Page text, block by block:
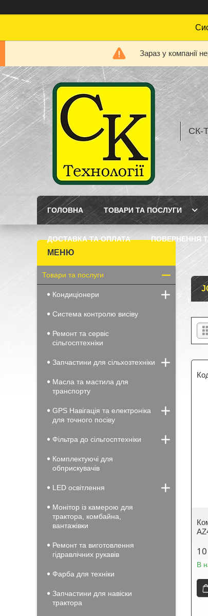
Зараз у компанії
СК-
ГОЛОВНА ТОВАРИ ТА ПОСЛУГИ
ДОСТАВКА ТА ОПЛАТА ПОВЕРНЕННЯ
В
Товари та послуги
Кондиціонери
Система контролю висіву
Ремонт та сервіс
сільгосптехніки
Запчастини для сільхозтехніки
Масла та мастила для
транспорту
GPS Навігація та електроніка
для точного посіву
Фільтра до сільгосптехніки
Комплектуючі для
обприскувачів
LED освітлення
Монітор із камерою для
трактора, комбайна,
вантажівки
Ремонт та виготовлення
гідравлічних рукавів
Фарба для техніки
Запчастини для навіски
трактора